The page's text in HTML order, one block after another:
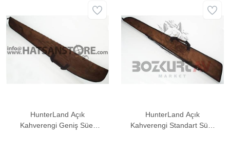
HunterLand Açık
Kahverengi Geniş Süet
HunterLand Açık
Kahverengi Standart Süet